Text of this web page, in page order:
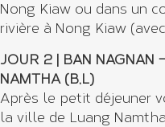
Nong Kiaw ou dans un
rivière à Nong Kiaw
JOUR 2 | BAN NAGNAN
NAMTHA (B,L)
Après le petit déjeuner
la ville de Luang